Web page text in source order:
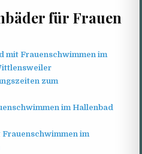
für Frauen
mit Frauenschwimmen im
zum
im Hallenbad
im